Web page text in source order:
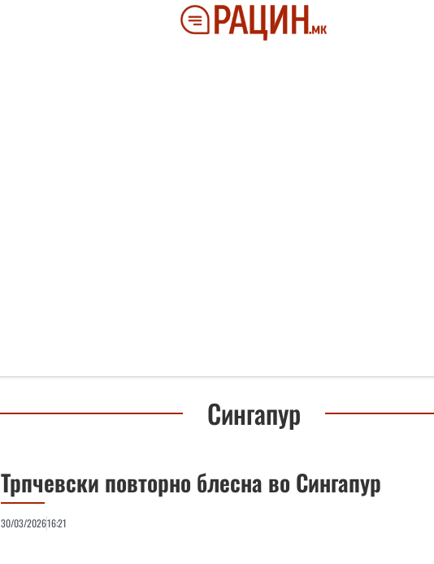
Сингапур
Трпчевски повторно блесна во Сингапур
30/03/202616:21